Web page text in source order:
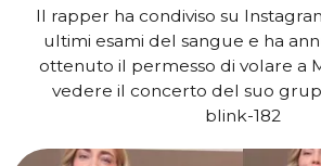
Il rapper ha condiviso su
ultimi esami del sangue e ha
ottenuto il permesso di volare a
vedere il concerto del suo
blink-182